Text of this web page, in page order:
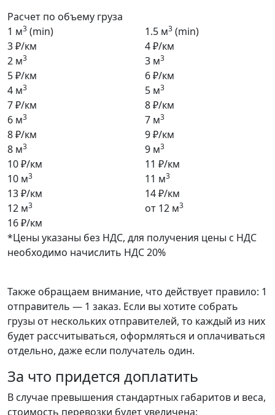
Расчет по объему груза
1 м3 (min)
3 ₽/км
1.5 м3 (min)
4 ₽/км
2 м3
5 ₽/км
3 м3
6 ₽/км
4 м3
7 ₽/км
5 м3
8 ₽/км
6 м3
8 ₽/км
7 м3
9 ₽/км
8 м3
10 ₽/км
9 м3
11 ₽/км
10 м3
13 ₽/км
11 м3
14 ₽/км
12 м3
16 ₽/км
от 12 м3
*Цены указаны без НДС, для получения цены с НДС
необходимо начислить НДС 20%
Также обращаем внимание, что действует правило: 1
отправитель — 1 заказ. Если вы хотите собрать
грузы от нескольких отправителей, то каждый из них
будет рассчитываться, оформляться и оплачиваться
отдельно, даже если получатель один.
За что придется доплатить
В случае превышения стандартных габаритов и веса,
стоимость перевозки будет увеличена: